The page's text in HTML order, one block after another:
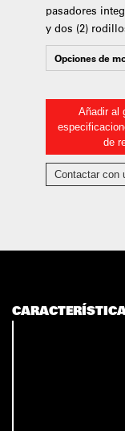
pasadores
y dos (2)
Opciones de
Añadir al
de
Contactar con